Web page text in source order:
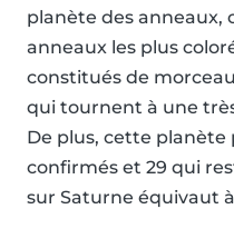
planète des anneaux,
anneaux les plus
constitués de
qui tournent à une
De plus, cette planète
confirmés et 29 qui
sur Saturne équivaut